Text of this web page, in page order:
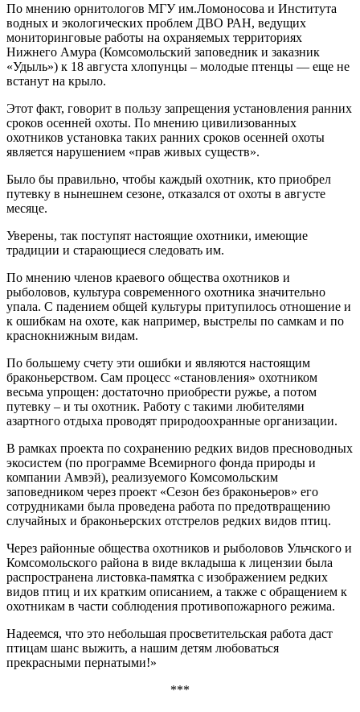
По мнению орнитологов МГУ им.Ломоносова и Института
водных и экологических проблем ДВО РАН, ведущих
мониторинговые работы на охраняемых территориях
Нижнего Амура (Комсомольский заповедник и заказник
«Удыль») к 18 августа хлопунцы – молодые птенцы — еще не
встанут на крыло.
Этот факт, говорит в пользу запрещения установления ранних
сроков осенней охоты. По мнению цивилизованных
охотников установка таких ранних сроков осенней охоты
является нарушением «прав живых существ».
Было бы правильно, чтобы каждый охотник, кто приобрел
путевку в нынешнем сезоне, отказался от охоты в августе
месяце.
Уверены, так поступят настоящие охотники, имеющие
традиции и старающиеся следовать им.
По мнению членов краевого общества охотников и
рыболовов, культура современного охотника значительно
упала. С падением общей культуры притупилось отношение и
к ошибкам на охоте, как например, выстрелы по самкам и по
краснокнижным видам.
По большему счету эти ошибки и являются настоящим
браконьерством. Сам процесс «становления» охотником
весьма упрощен: достаточно приобрести ружье, а потом
путевку – и ты охотник. Работу с такими любителями
азартного отдыха проводят природоохранные организации.
В рамках проекта по сохранению редких видов пресноводных
экосистем (по программе Всемирного фонда природы и
компании Амвэй), реализуемого Комсомольским
заповедником через проект «Сезон без браконьеров» его
сотрудниками была проведена работа по предотвращению
случайных и браконьерских отстрелов редких видов птиц.
Через районные общества охотников и рыболовов Ульчского и
Комсомольского района в виде вкладыша к лицензии была
распространена листовка-памятка с изображением редких
видов птиц и их кратким описанием, а также с обращением к
охотникам в части соблюдения противопожарного режима.
Надеемся, что это небольшая просветительская работа даст
птицам шанс выжить, а нашим детям любоваться
прекрасными пернатыми!»
***